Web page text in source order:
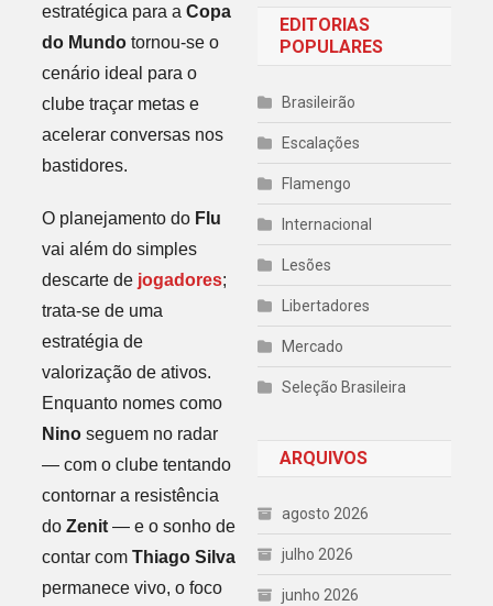
estratégica para a Copa
do Mundotornou-se o
cenário ideal para o
clube traçar metas e
acelerar conversas nos
bastidores.
O planejamento do Flu
vai além do simples
descarte de jogadores;
trata-se de uma
estratégia de
valorização de ativos.
Enquanto nomes como
Ninoseguem no radar
— com o clube tentando
contornar a resistência
do Zenit— e o sonho de
contar com Thiago Silva
permanece vivo, o foco
EDITORIAS
POPULARES
Brasileirão
Escalações
Flamengo
Internacional
Lesões
Libertadores
Mercado
Seleção Brasileira
ARQUIVOS
agosto 2026
julho 2026
junho 2026